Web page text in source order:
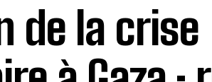
de la crise